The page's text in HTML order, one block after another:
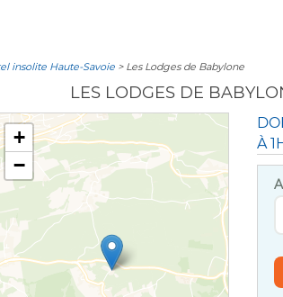
insolite Haute-Savoie > Les Lodges de Babylone
LES LODGES DE
+
−
À